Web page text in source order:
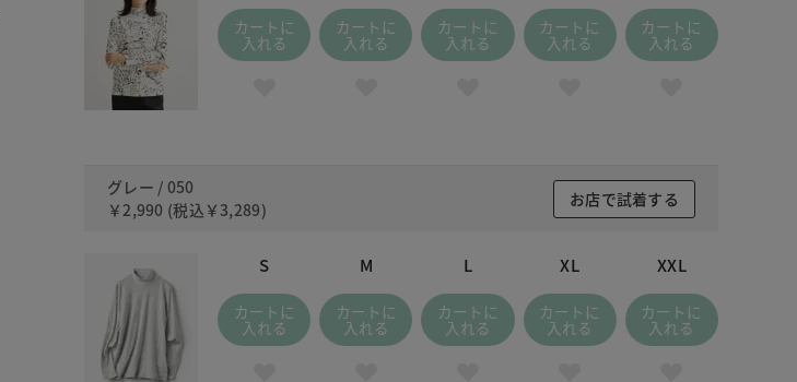
カートに
入れる
カートに
入れる
カートに
入れる
カートに
入れる
カートに
入れる
グレー / 050
￥2,990 (税込 ￥3,289)
お店で試着する
S
カートに
入れる
M
カートに
入れる
L
カートに
入れる
XL
カートに
入れる
XXL
カートに
入れる